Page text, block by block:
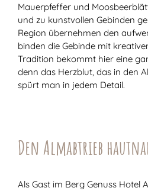
Mauerpfeffer und
und zu kunstvollen Gebinden
Region übernehmen den
binden die Gebinde mit
Tradition bekommt hier eine
denn das Herzblut, das in den
spürt man in jedem Detail.
Den Almabtrieb
Als Gast im Berg Genuss Hotel